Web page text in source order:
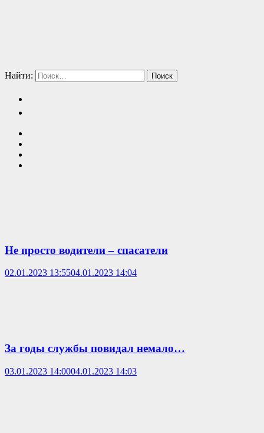
Найти:
Не просто водители – спасатели
02.01.2023 13:5504.01.2023 14:04
За годы службы повидал немало…
03.01.2023 14:0004.01.2023 14:03